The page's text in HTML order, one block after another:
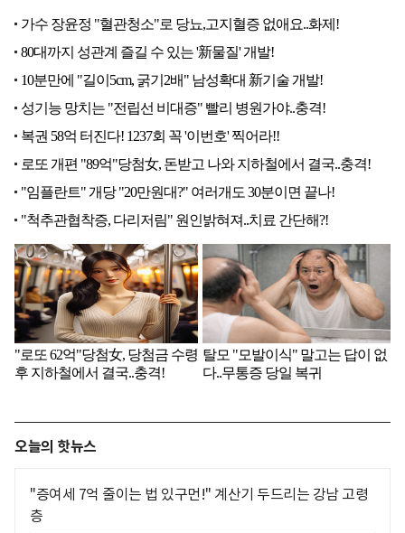
오늘의 핫뉴스
"증여세 7억 줄이는 법 있구먼!" 계산기 두드리는 강남 고령
층